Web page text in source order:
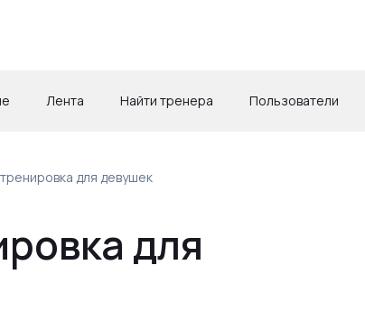
Лента Найти тренера Пользователи
для девушек
для